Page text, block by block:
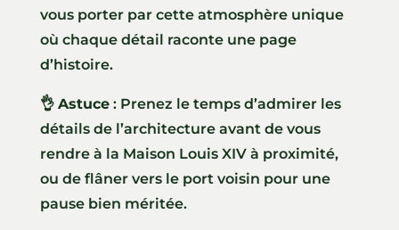
vous porter par cette atmosphère unique
où chaque détail raconte une page
d’histoire.
👌 Astuce: Prenez le temps d’admirer les
détails de l’architecture avant de vous
rendre à la Maison Louis XIV à proximité,
ou de flâner vers le port voisin pour une
pause bien méritée.